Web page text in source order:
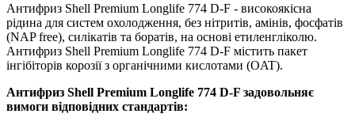
Антифриз Shell Premium Longlife 774 D-F - високоякісна
рідина для систем охолодження, без нітритів, амінів, фосфатів
(NAP free), силікатів та боратів, на основі етиленгліколю.
Антифриз Shell Premium Longlife 774 D-F містить пакет
інгібіторів корозії з органічними кислотами (OAT).
Антифриз Shell Premium Longlife 774 D-F задовольняє
вимоги відповідних стандартів: